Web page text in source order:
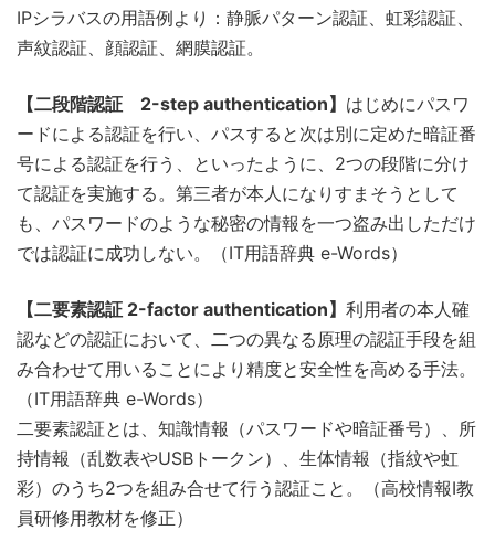
IPシラバスの用語例より：静脈パターン認証、虹彩認証、
声紋認証、顔認証、網膜認証。
【二段階認証 2-step authentication】 はじめにパスワ
ードによる認証を行い、パスすると次は別に定めた暗証番
号による認証を行う、といったように、2つの段階に分け
て認証を実施する。第三者が本人になりすまそうとして
も、パスワードのような秘密の情報を一つ盗み出しただけ
では認証に成功しない。（IT用語辞典 e-Words）
【二要素認証 2-factor authentication】 利用者の本人確
認などの認証において、二つの異なる原理の認証手段を組
み合わせて用いることにより精度と安全性を高める手法。
（IT用語辞典 e-Words）
二要素認証とは、知識情報（パスワードや暗証番号）、所
持情報（乱数表やUSBトークン）、生体情報（指紋や虹
彩）のうち2つを組み合せて行う認証こと。（高校情報I教
員研修用教材を修正）